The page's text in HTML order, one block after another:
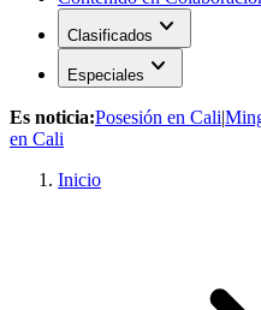
Clasificados expand_more
Especiales expand_more
Es noticia:Posesión en Cali|
en Cali
Inicio